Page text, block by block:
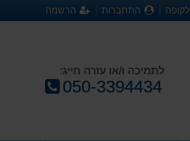
לקופה התחברות הרשמה
לתמיכה ו/או עזרה חייג:
טלפון:
050-3394434